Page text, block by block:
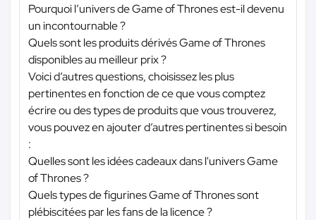
Pourquoi l’univers de Game of Thrones est-il devenu
un incontournable ?
Quels sont les produits dérivés Game of Thrones
disponibles au meilleur prix ?
Voici d’autres questions, choisissez les plus
pertinentes en fonction de ce que vous comptez
écrire ou des types de produits que vous trouverez,
vous pouvez en ajouter d’autres pertinentes si besoin
:
Quelles sont les idées cadeaux dans l'univers Game
of Thrones ?
Quels types de figurines Game of Thrones sont
plébiscitées par les fans de la licence ?